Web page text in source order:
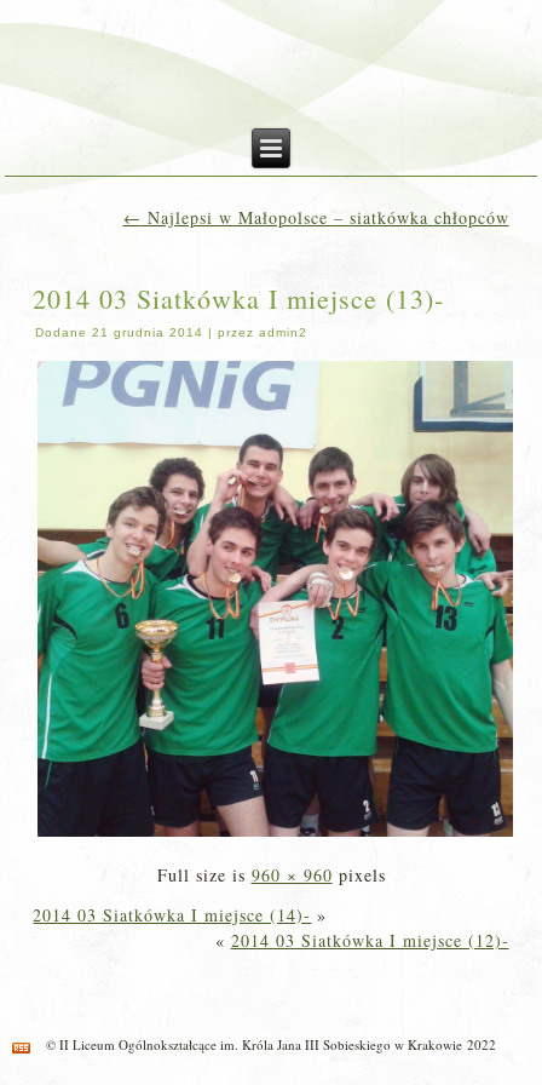
← Najlepsi w Małopolsce – siatkówka chłopców
2014 03 Siatkówka I miejsce (13)-
Dodane 21 grudnia 2014 |przez admin2
Full size is 960 × 960 pixels
2014 03 Siatkówka I miejsce (14)- »
« 2014 03 Siatkówka I miejsce (12)-
© II Liceum Ogólnokształcące im. Króla Jana III Sobieskiego w Krakowie 2022